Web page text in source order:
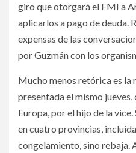
giro que otorgará el FMI a
aplicarlos a pago de deuda.
expensas de las
por Guzmán con los
Mucho menos retórica es la
presentada el mismo jueves,
Europa, por el hijo de la
en cuatro provincias,
congelamiento, sino rebaja.